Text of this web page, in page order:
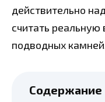
действительно
считать
подводных
Содержание